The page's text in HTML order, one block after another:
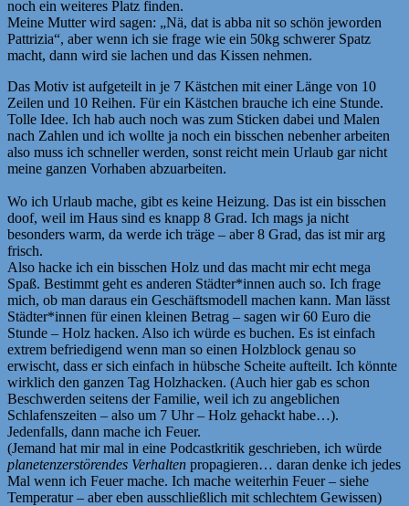
noch ein weiteres Platz finden.
Meine Mutter wird sagen: „Nä, dat is abba nit so schön jeworden
Pattrizia“, aber wenn ich sie frage wie ein 50kg schwerer Spatz
macht, dann wird sie lachen und das Kissen nehmen.
Das Motiv ist aufgeteilt in je 7 Kästchen mit einer Länge von 10
Zeilen und 10 Reihen. Für ein Kästchen brauche ich eine Stunde.
Tolle Idee. Ich hab auch noch was zum Sticken dabei und Malen
nach Zahlen und ich wollte ja noch ein bisschen nebenher arbeiten
also muss ich schneller werden, sonst reicht mein Urlaub gar nicht
meine ganzen Vorhaben abzuarbeiten.
Wo ich Urlaub mache, gibt es keine Heizung. Das ist ein bisschen
doof, weil im Haus sind es knapp 8 Grad. Ich mags ja nicht
besonders warm, da werde ich träge – aber 8 Grad, das ist mir arg
frisch.
Also hacke ich ein bisschen Holz und das macht mir echt mega
Spaß. Bestimmt geht es anderen Städter*innen auch so. Ich frage
mich, ob man daraus ein Geschäftsmodell machen kann. Man lässt
Städter*innen für einen kleinen Betrag – sagen wir 60 Euro die
Stunde – Holz hacken. Also ich würde es buchen. Es ist einfach
extrem befriedigend wenn man so einen Holzblock genau so
erwischt, dass er sich einfach in hübsche Scheite aufteilt. Ich könnte
wirklich den ganzen Tag Holzhacken. (Auch hier gab es schon
Beschwerden seitens der Familie, weil ich zu angeblichen
Schlafenszeiten – also um 7 Uhr – Holz gehackt habe…).
Jedenfalls, dann mache ich Feuer.
(Jemand hat mir mal in eine Podcastkritik geschrieben, ich würde
planetenzerstörendes Verhalten propagieren… daran denke ich jedes
Mal wenn ich Feuer mache. Ich mache weiterhin Feuer – siehe
Temperatur – aber eben ausschließlich mit schlechtem Gewissen)